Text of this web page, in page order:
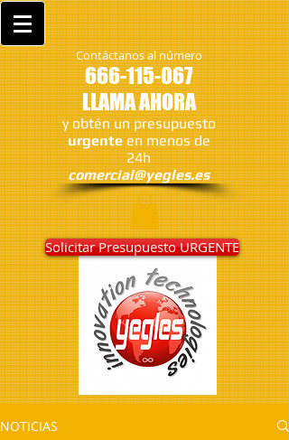
Contáctanos al número
666-115-067
LLAMA AHORA
y obtén un presupuesto
urgenteen menos de
24h
comercial@yegles.es
Solicitar Presupuesto URGENTE
NOTICIAS